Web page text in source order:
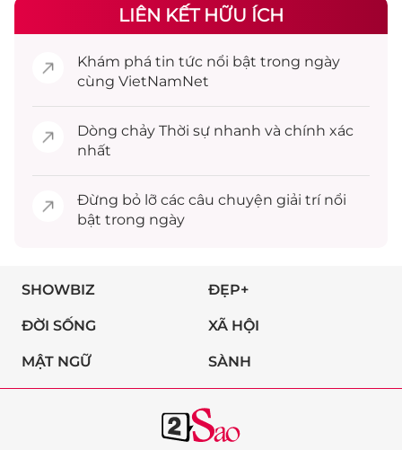
LIÊN KẾT HỮU ÍCH
Khám phá tin tức nổi bật trong ngày
cùng VietNamNet
Dòng chảy Thời sự nhanh và chính xác
nhất
Đừng bỏ lỡ các câu chuyện giải trínổi
bật trong ngày
SHOWBIZ ĐẸP+
ĐỜI SỐNG XÃ HỘI
MẬT NGỮ SÀNH